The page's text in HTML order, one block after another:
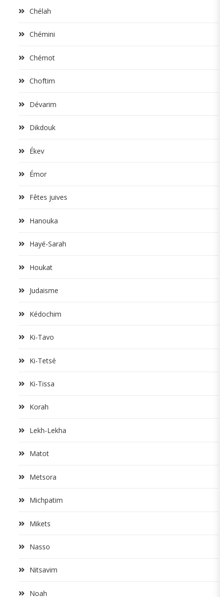
Chélah
Chémini
Chémot
Choftim
Dévarim
Dikdouk
Ékev
Émor
Fêtes juives
Hanouka
Hayé-Sarah
Houkat
Judaisme
Kédochim
Ki-Tavo
Ki-Tetsé
Ki-Tissa
Korah
Lekh-Lekha
Matot
Metsora
Michpatim
Mikets
Nasso
Nitsavim
Noah